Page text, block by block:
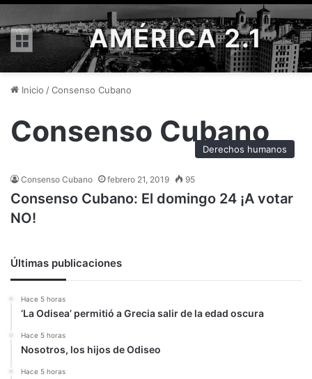
Menú AMÉRICA 2.1
Inicio /Consenso Cubano
Consenso Cubano
Derechos humanos
Consenso Cubano febrero 21, 2019 95
Consenso Cubano: El domingo 24 ¡A votar
NO!
Últimas publicaciones
Hace 5 horas
‘La Odisea’ permitió a Grecia salir de la edad oscura
Hace 5 horas
Nosotros, los hijos de Odiseo
Hace 5 horas